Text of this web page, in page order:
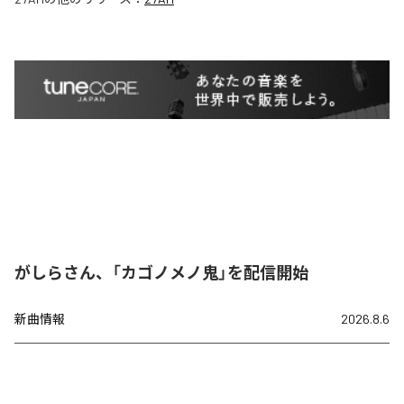
がしらさん、「カゴノメノ鬼」を配信開始
新曲情報 2026.8.6